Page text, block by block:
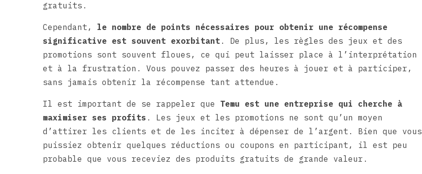
gratuits.
Cependant, le nombre de points nécessaires pour obtenir une récompense
significative est souvent exorbitant . De plus, les règles des jeux et des
promotions sont souvent floues, ce qui peut laisser place à l’interprétation
et à la frustration. Vous pouvez passer des heures à jouer et à participer,
sans jamais obtenir la récompense tant attendue.
Il est important de se rappeler que Temu est une entreprise qui cherche à
maximiser ses profits . Les jeux et les promotions ne sont qu’un moyen
d’attirer les clients et de les inciter à dépenser de l’argent. Bien que vous
puissiez obtenir quelques réductions ou coupons en participant, il est peu
probable que vous receviez des produits gratuits de grande valeur.